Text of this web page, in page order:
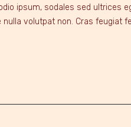
ipsum, sodales sed ultrices
volutpat non. Cras feugiat